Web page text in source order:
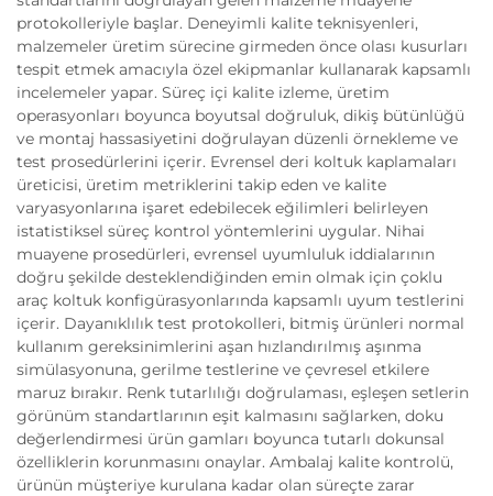
protokolleriyle başlar. Deneyimli kalite teknisyenleri,
malzemeler üretim sürecine girmeden önce olası kusurları
tespit etmek amacıyla özel ekipmanlar kullanarak kapsamlı
incelemeler yapar. Süreç içi kalite izleme, üretim
operasyonları boyunca boyutsal doğruluk, dikiş bütünlüğü
ve montaj hassasiyetini doğrulayan düzenli örnekleme ve
test prosedürlerini içerir. Evrensel deri koltuk kaplamaları
üreticisi, üretim metriklerini takip eden ve kalite
varyasyonlarına işaret edebilecek eğilimleri belirleyen
istatistiksel süreç kontrol yöntemlerini uygular. Nihai
muayene prosedürleri, evrensel uyumluluk iddialarının
doğru şekilde desteklendiğinden emin olmak için çoklu
araç koltuk konfigürasyonlarında kapsamlı uyum testlerini
içerir. Dayanıklılık test protokolleri, bitmiş ürünleri normal
kullanım gereksinimlerini aşan hızlandırılmış aşınma
simülasyonuna, gerilme testlerine ve çevresel etkilere
maruz bırakır. Renk tutarlılığı doğrulaması, eşleşen setlerin
görünüm standartlarının eşit kalmasını sağlarken, doku
değerlendirmesi ürün gamları boyunca tutarlı dokunsal
özelliklerin korunmasını onaylar. Ambalaj kalite kontrolü,
ürünün müşteriye kurulana kadar olan süreçte zarar